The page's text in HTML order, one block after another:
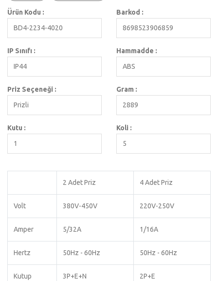
Ürün Kodu :
BD4-2234-4020
Barkod :
8698523906859
IP Sınıfı :
IP44
Hammadde :
ABS
Priz Seçeneği :
Prizli
Gram :
2889
Kutu :
1
Koli :
5
2 Adet Priz 4 Adet Priz
Volt 380V-450V 220V-250V
Amper 5/32A 1/16A
Hertz 50Hz - 60Hz 50Hz - 60Hz
Kutup 3P+E+N 2P+E